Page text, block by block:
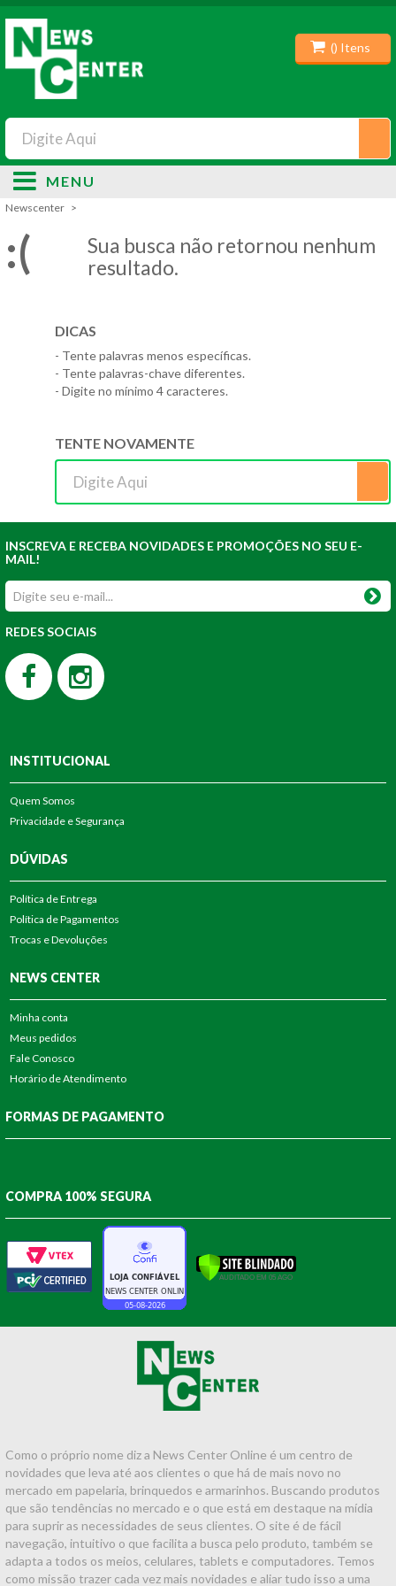
() Itens
MENU
Newscenter
:(
Sua busca não retornou nenhum
resultado.
DICAS
- Tente palavras menos específicas.
- Tente palavras-chave diferentes.
- Digite no mínimo 4 caracteres.
TENTE NOVAMENTE
INSCREVA E RECEBA NOVIDADES E PROMOÇÕES NO SEU E-
MAIL!
REDES SOCIAIS
INSTITUCIONAL
Quem Somos
Privacidade e Segurança
DÚVIDAS
Política de Entrega
Política de Pagamentos
Trocas e Devoluções
NEWS CENTER
Minha conta
Meus pedidos
Fale Conosco
Horário de Atendimento
FORMAS DE PAGAMENTO
COMPRA 100% SEGURA
Como o próprio nome diz a News Center Online é um centro de
novidades que leva até aos clientes o que há de mais novo no
mercado em papelaria, brinquedos e armarinhos. Buscando produtos
que são tendências no mercado e o que está em destaque na mídia
para suprir as necessidades de seus clientes. O site é de fácil
navegação, intuitivo o que facilita a busca pelo produto, também se
adapta a todos os meios, celulares, tablets e computadores. Temos
como missão trazer cada vez mais novidades e aliar tudo isso a uma